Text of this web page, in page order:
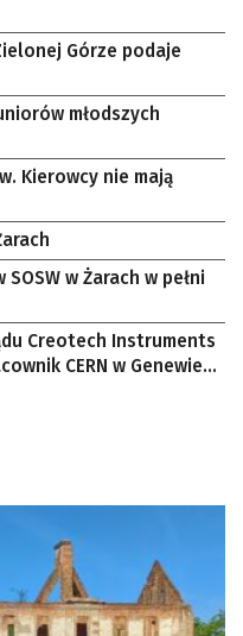
Górze podaje
młodszych
Kierowcy nie mają
w Żarach w pełni
Creotech Instruments
Lotniczo-
Badań